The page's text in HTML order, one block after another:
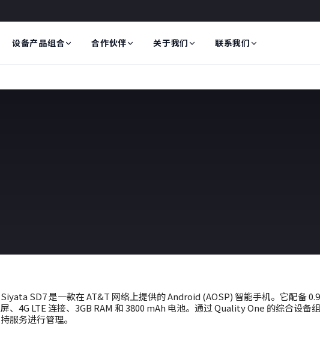
设备产品组合 合作伙伴 关于我们 联系我们
Siyata SD7 是一款在 AT&T 网络上提供的 Android (AOSP) 智能手机。它配备
屏、4G LTE 连接、3GB RAM 和 3800 mAh 电池。通过 Quality One 的综合设备
持服务进行管理。